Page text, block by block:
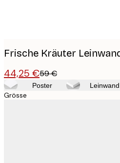
Frische Kräuter
44,25 €59 €
Poster Leinwand
Grösse